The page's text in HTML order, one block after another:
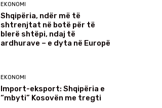
EKONOMI
Shqipëria, ndër më të
shtrenjtat në botë për të
blerë shtëpi, ndaj të
ardhurave – e dyta në Europë
EKONOMI
Import-eksport: Shqipëria e
“mbyti” Kosovën me tregti